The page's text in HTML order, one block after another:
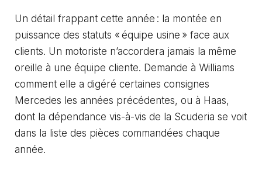
Un détail frappant cette année : la montée en
puissance des statuts « équipe usine » face aux
clients. Un motoriste n’accordera jamais la même
oreille à une équipe cliente. Demande à Williams
comment elle a digéré certaines consignes
Mercedes les années précédentes, ou à Haas,
dont la dépendance vis-à-vis de la Scuderia se voit
dans la liste des pièces commandées chaque
année.